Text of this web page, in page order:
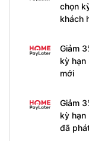
chọn
khách
Giảm
kỳ hạn
mới
Giảm
kỳ hạn
đã